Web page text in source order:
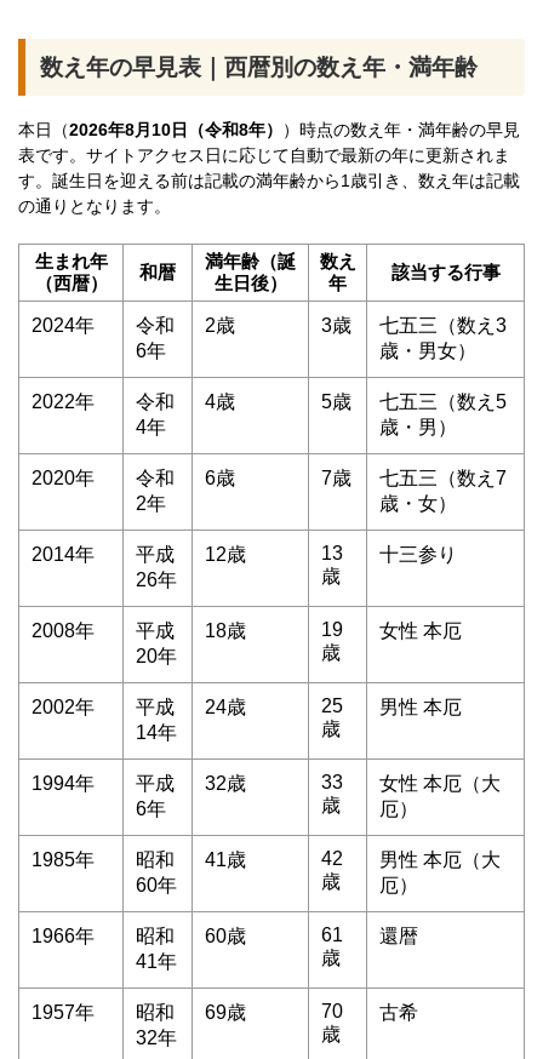
数え年の早見表｜西暦別の数え年・満年齢
本日（2026年8月10日（令和8年）
）時点の数え年・満年齢の早見
表です。サイトアクセス日に応じて自動で最新の年に更新されま
す。誕生日を迎える前は記載の満年齢から1歳引き、数え年は記載
の通りとなります。
生まれ年
（西暦）
和暦
満年齢（誕
生日後）
数え
年
該当する行事
2024年
令和
6年
2歳 3歳
七五三（数え3
歳・男女）
2022年
令和
4年
4歳 5歳
七五三（数え5
歳・男）
2020年
令和
2年
6歳 7歳
七五三（数え7
歳・女）
2014年
平成
26年
12歳
13
歳
十三参り
2008年
平成
20年
18歳
19
歳
女性 本厄
2002年
平成
14年
24歳
25
歳
男性 本厄
1994年
平成
6年
32歳
33
歳
女性 本厄（大
厄）
1985年
昭和
60年
41歳
42
歳
男性 本厄（大
厄）
1966年
昭和
41年
60歳
61
歳
還暦
1957年
昭和
32年
69歳
70
歳
古希